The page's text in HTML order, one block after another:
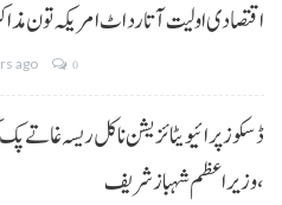
اقتصادی اولیت آتا رد اٹ امریکہ تون
ago 0
ڈسکوز پرائیویٹائزیشن نا کل ریسہ غاتے
،وزیراعظم شہباز شریف